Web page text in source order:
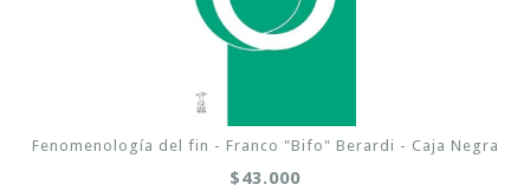
Fenomenología del fin - Franco "Bifo" Berardi - Caja Negra
$43.000